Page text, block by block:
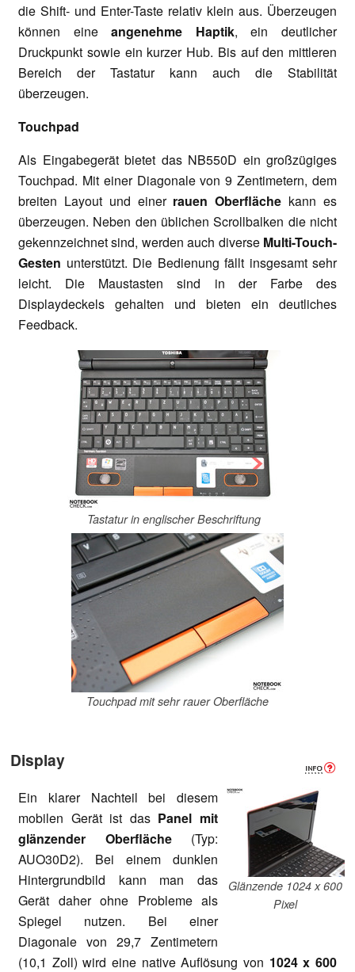
die Shift- und Enter-Taste relativ klein aus. Überzeugen
können eineangenehme Haptik, ein deutlicher
Druckpunkt sowie ein kurzer Hub. Bis auf den mittleren
Bereich der Tastatur kann auch die Stabilität
überzeugen.
Touchpad
Als Eingabegerät bietet das NB550D ein großzügiges
Touchpad. Mit einer Diagonale von 9 Zentimetern, dem
breiten Layout und einer rauen Oberfläche kann es
überzeugen. Neben den üblichen Scrollbalken die nicht
gekennzeichnet sind, werden auch diverse Multi-Touch-
Gesten unterstützt. Die Bedienung fällt insgesamt sehr
leicht. Die Maustasten sind in der Farbe des
Displaydeckels gehalten und bieten ein deutliches
Feedback.
Tastatur in englischer Beschriftung
Touchpad mit sehr rauer Oberfläche
Display
Glänzende 1024 x 600
Pixel
Ein klarer Nachteil bei diesem
mobilen Gerät ist das Panel mit
glänzender Oberfläche (Typ:
AUO30D2). Bei einem dunklen
Hintergrundbild kann man das
Gerät daher ohne Probleme als
Spiegel nutzen. Bei einer
Diagonale von 29,7 Zentimetern
(10,1 Zoll) wird eine native Auflösung von 1024 x 600